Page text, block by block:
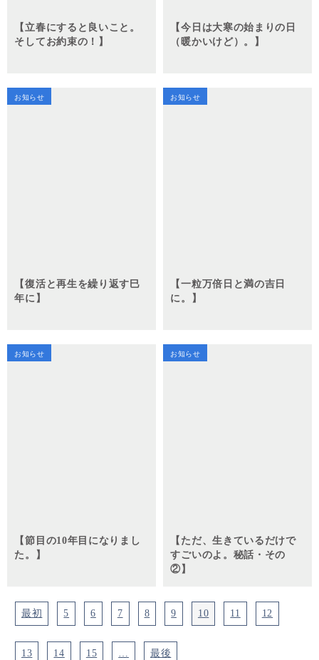
【立春にすると良いこと。
そしてお約束の！】
【今日は大寒の始まりの日
（暖かいけど）。】
お知らせ
【復活と再生を繰り返す巳
年に】
お知らせ
【一粒万倍日と満の吉日
に。】
お知らせ
【節目の10年目になりまし
た。】
お知らせ
【ただ、生きているだけで
すごいのよ。秘話・その
②】
最初 5 6 7 8 9 10 11 12
13 14 15 … 最後